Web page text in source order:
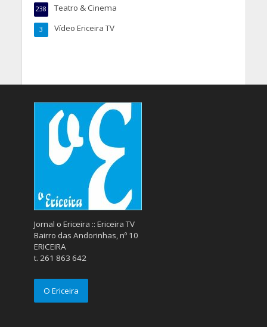
Teatro & Cinema
238
Vídeo Ericeira TV
3
Jornal o Ericeira :: Ericeira TV
Bairro das Andorinhas, nº 10
ERICEIRA
t. 261 863 642
O Ericeira